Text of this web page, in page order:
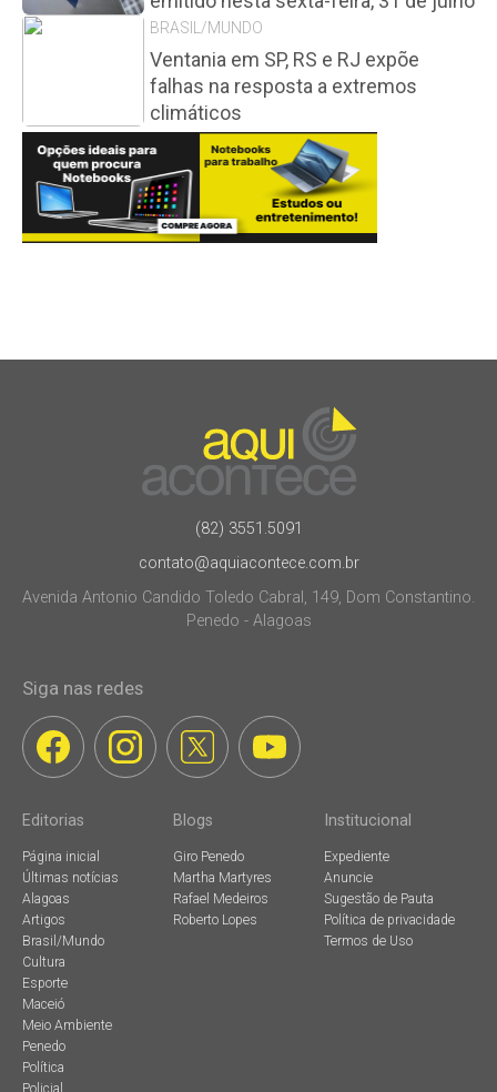
BRASIL/MUNDO
Ventania em SP, RS e RJ expõe
falhas na resposta a extremos
climáticos
(82) 3551.5091
contato@aquiacontece.com.br
Avenida Antonio Candido Toledo Cabral, 149, Dom Constantino.
Penedo - Alagoas
Siga nas redes
Editorias
Página inicial
Últimas notícias
Alagoas
Artigos
Brasil/Mundo
Cultura
Esporte
Maceió
Meio Ambiente
Penedo
Política
Policial
Blogs
Giro Penedo
Martha Martyres
Rafael Medeiros
Roberto Lopes
Institucional
Expediente
Anuncie
Sugestão de Pauta
Política de privacidade
Termos de Uso